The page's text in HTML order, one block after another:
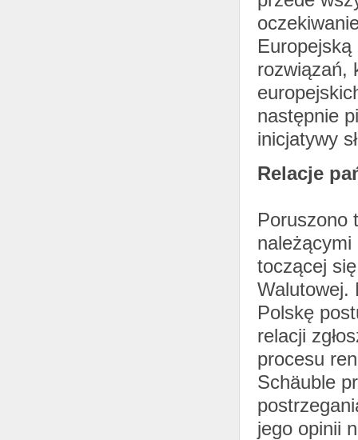
Europejską
rozwiązań,
następnie
inicjatywy
Relacje
Poruszono
toczącej
Walutowej.
Polskę
relacji
procesu
Schäuble
jego opinii